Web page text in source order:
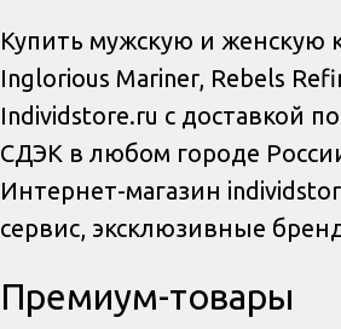
Купить мужскую и женскую
Inglorious Mariner, Rebels
Individstore.ru с доставкой
СДЭК в любом городе
Интернет-магазин
сервис, эксклюзивные
Премиум-товары